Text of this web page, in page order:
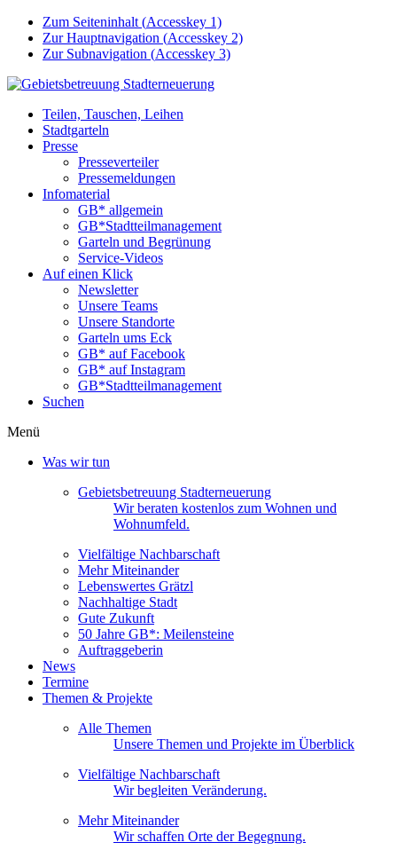
Zum Seiteninhalt (Accesskey 1)
Zur Hauptnavigation (Accesskey 2)
Zur Subnavigation (Accesskey 3)
Teilen, Tauschen, Leihen
Stadtgarteln
Presse
Presseverteiler
Pressemeldungen
Infomaterial
GB* allgemein
GB*Stadtteilmanagement
Garteln und Begrünung
Service-Videos
Auf einen Klick
Newsletter
Unsere Teams
Unsere Standorte
Garteln ums Eck
GB* auf Facebook
GB* auf Instagram
GB*Stadtteilmanagement
Suchen
Menü
Was wir tun
Gebietsbetreuung Stadterneuerung
Wir beraten kostenlos zum Wohnen und
Wohnumfeld.
Vielfältige Nachbarschaft
Mehr Miteinander
Lebenswertes Grätzl
Nachhaltige Stadt
Gute Zukunft
50 Jahre GB*: Meilensteine
Auftraggeberin
News
Termine
Themen & Projekte
Alle Themen
Unsere Themen und Projekte im Überblick
Vielfältige Nachbarschaft
Wir begleiten Veränderung.
Mehr Miteinander
Wir schaffen Orte der Begegnung.